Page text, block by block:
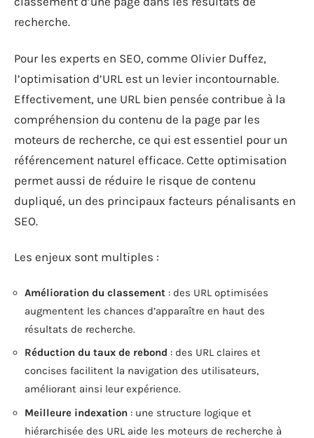
recherche.
Pour les experts en SEO, comme Olivier Duffez,
l’optimisation d’URL est un levier incontournable.
Effectivement, une URL bien pensée contribue à la
compréhension du contenu de la page par les
moteurs de recherche, ce qui est essentiel pour un
référencement naturel efficace. Cette optimisation
permet aussi de réduire le risque de contenu
dupliqué, un des principaux facteurs pénalisants en
SEO.
Les enjeux sont multiples :
Amélioration du classement : des URL optimisées
augmentent les chances d’apparaître en haut des
résultats de recherche.
Réduction du taux de rebond : des URL claires et
concises facilitent la navigation des utilisateurs,
améliorant ainsi leur expérience.
Meilleure indexation : une structure logique et
hiérarchisée des URL aide les moteurs de recherche à